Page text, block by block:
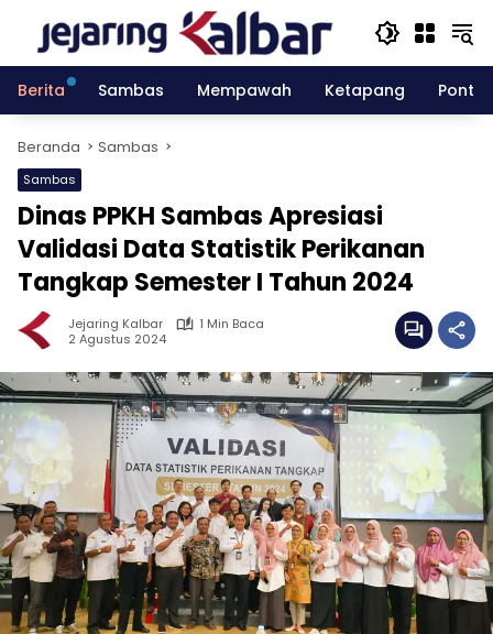
konten
Berita
Sambas Mempawah Ketapang
Beranda Sambas
Sambas
Dinas PPKH Sambas Apresiasi
Validasi Data Statistik Perikanan
Tangkap Semester I Tahun 2024
Jejaring Kalbar
1 Min Baca
2 Agustus 2024